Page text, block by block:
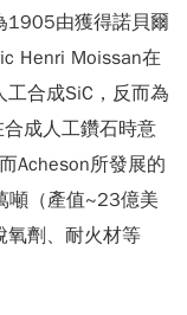
1905由獲得諾貝爾
Henri Moissan在
合成SiC，反而為
成人工鑽石時意
Acheson所發展的
噸（產值~23億美
氧劑、耐火材等